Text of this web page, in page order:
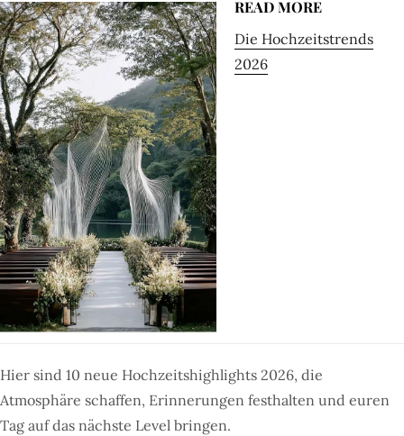
READ MORE
Die Hochzeitstrends
2026
Hier sind 10 neue Hochzeitshighlights 2026, die
Atmosphäre schaffen, Erinnerungen festhalten und euren
Tag auf das nächste Level bringen.